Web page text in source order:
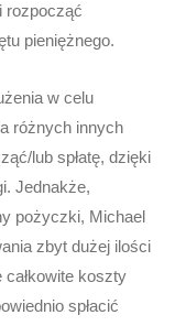
rozpocząć
pieniężnego.
w celu
różnych innych
lub spłatę, dzięki
Jednakże,
pożyczki, Michael
zbyt dużej ilości
całkowite koszty
spłacić